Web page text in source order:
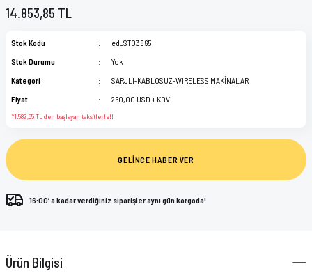
14.853,85 TL
Stok Kodu
ed_ST03865
Stok Durumu
Yok
Kategori
SARJLI-KABLOSUZ-WIRELESS MAKİNALAR
Fiyat
260,00 USD + KDV
*1.582,55 TL den başlayan taksitlerle!!
GELİNCE HABER VER
16:00’ a kadar verdiğiniz siparişler aynı gün kargoda!
Ürün Bilgisi